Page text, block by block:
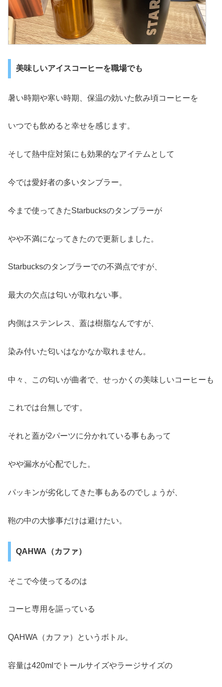
美味しいアイスコーヒーを職場でも
暑い時期や寒い時期、保温の効いた飲み頃コーヒーを
いつでも飲めると幸せを感じます。
そして熱中症対策にも効果的なアイテムとして
今では愛好者の多いタンブラー。
今まで使ってきたStarbucksのタンブラーが
やや不満になってきたので更新しました。
Starbucksのタンブラーでの不満点ですが、
最大の欠点は匂いが取れない事。
内側はステンレス、蓋は樹脂なんですが、
染み付いた匂いはなかなか取れません。
中々、この匂いが曲者で、せっかくの美味しいコーヒーも
これでは台無しです。
それと蓋が2パーツに分かれている事もあって
やや漏水が心配でした。
パッキンが劣化してきた事もあるのでしょうが、
鞄の中の大惨事だけは避けたい。
QAHWA（カファ）
そこで今使ってるのは
コーヒ専用を謳っている
QAHWA（カファ）というボトル。
容量は420mlでトールサイズやラージサイズの